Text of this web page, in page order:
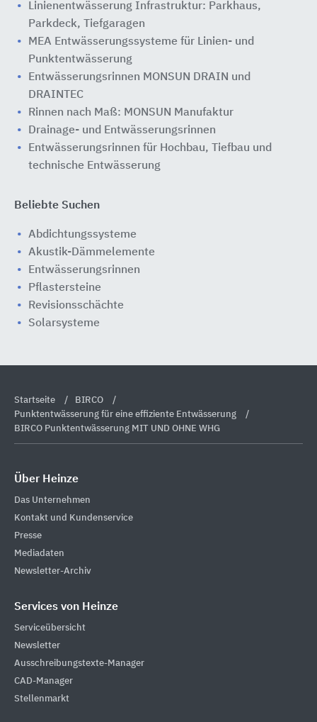
Linienentwässerung Infrastruktur: Parkhaus,
Parkdeck, Tiefgaragen
MEA Entwässerungssysteme für Linien- und
Punktentwässerung
Entwässerungsrinnen MONSUN DRAIN und
DRAINTEC
Rinnen nach Maß: MONSUN Manufaktur
Drainage- und Entwässerungsrinnen
Entwässerungsrinnen für Hochbau, Tiefbau und
technische Entwässerung
Beliebte Suchen
Abdichtungssysteme
Akustik-Dämmelemente
Entwässerungsrinnen
Pflastersteine
Revisionsschächte
Solarsysteme
Startseite
BIRCO
Punktentwässerung für eine effiziente Entwässerung
BIRCO Punktentwässerung MIT UND OHNE WHG
Über Heinze
Das Unternehmen
Kontakt und Kundenservice
Presse
Mediadaten
Newsletter-Archiv
Services von Heinze
Serviceübersicht
Newsletter
Ausschreibungstexte-Manager
CAD-Manager
Stellenmarkt